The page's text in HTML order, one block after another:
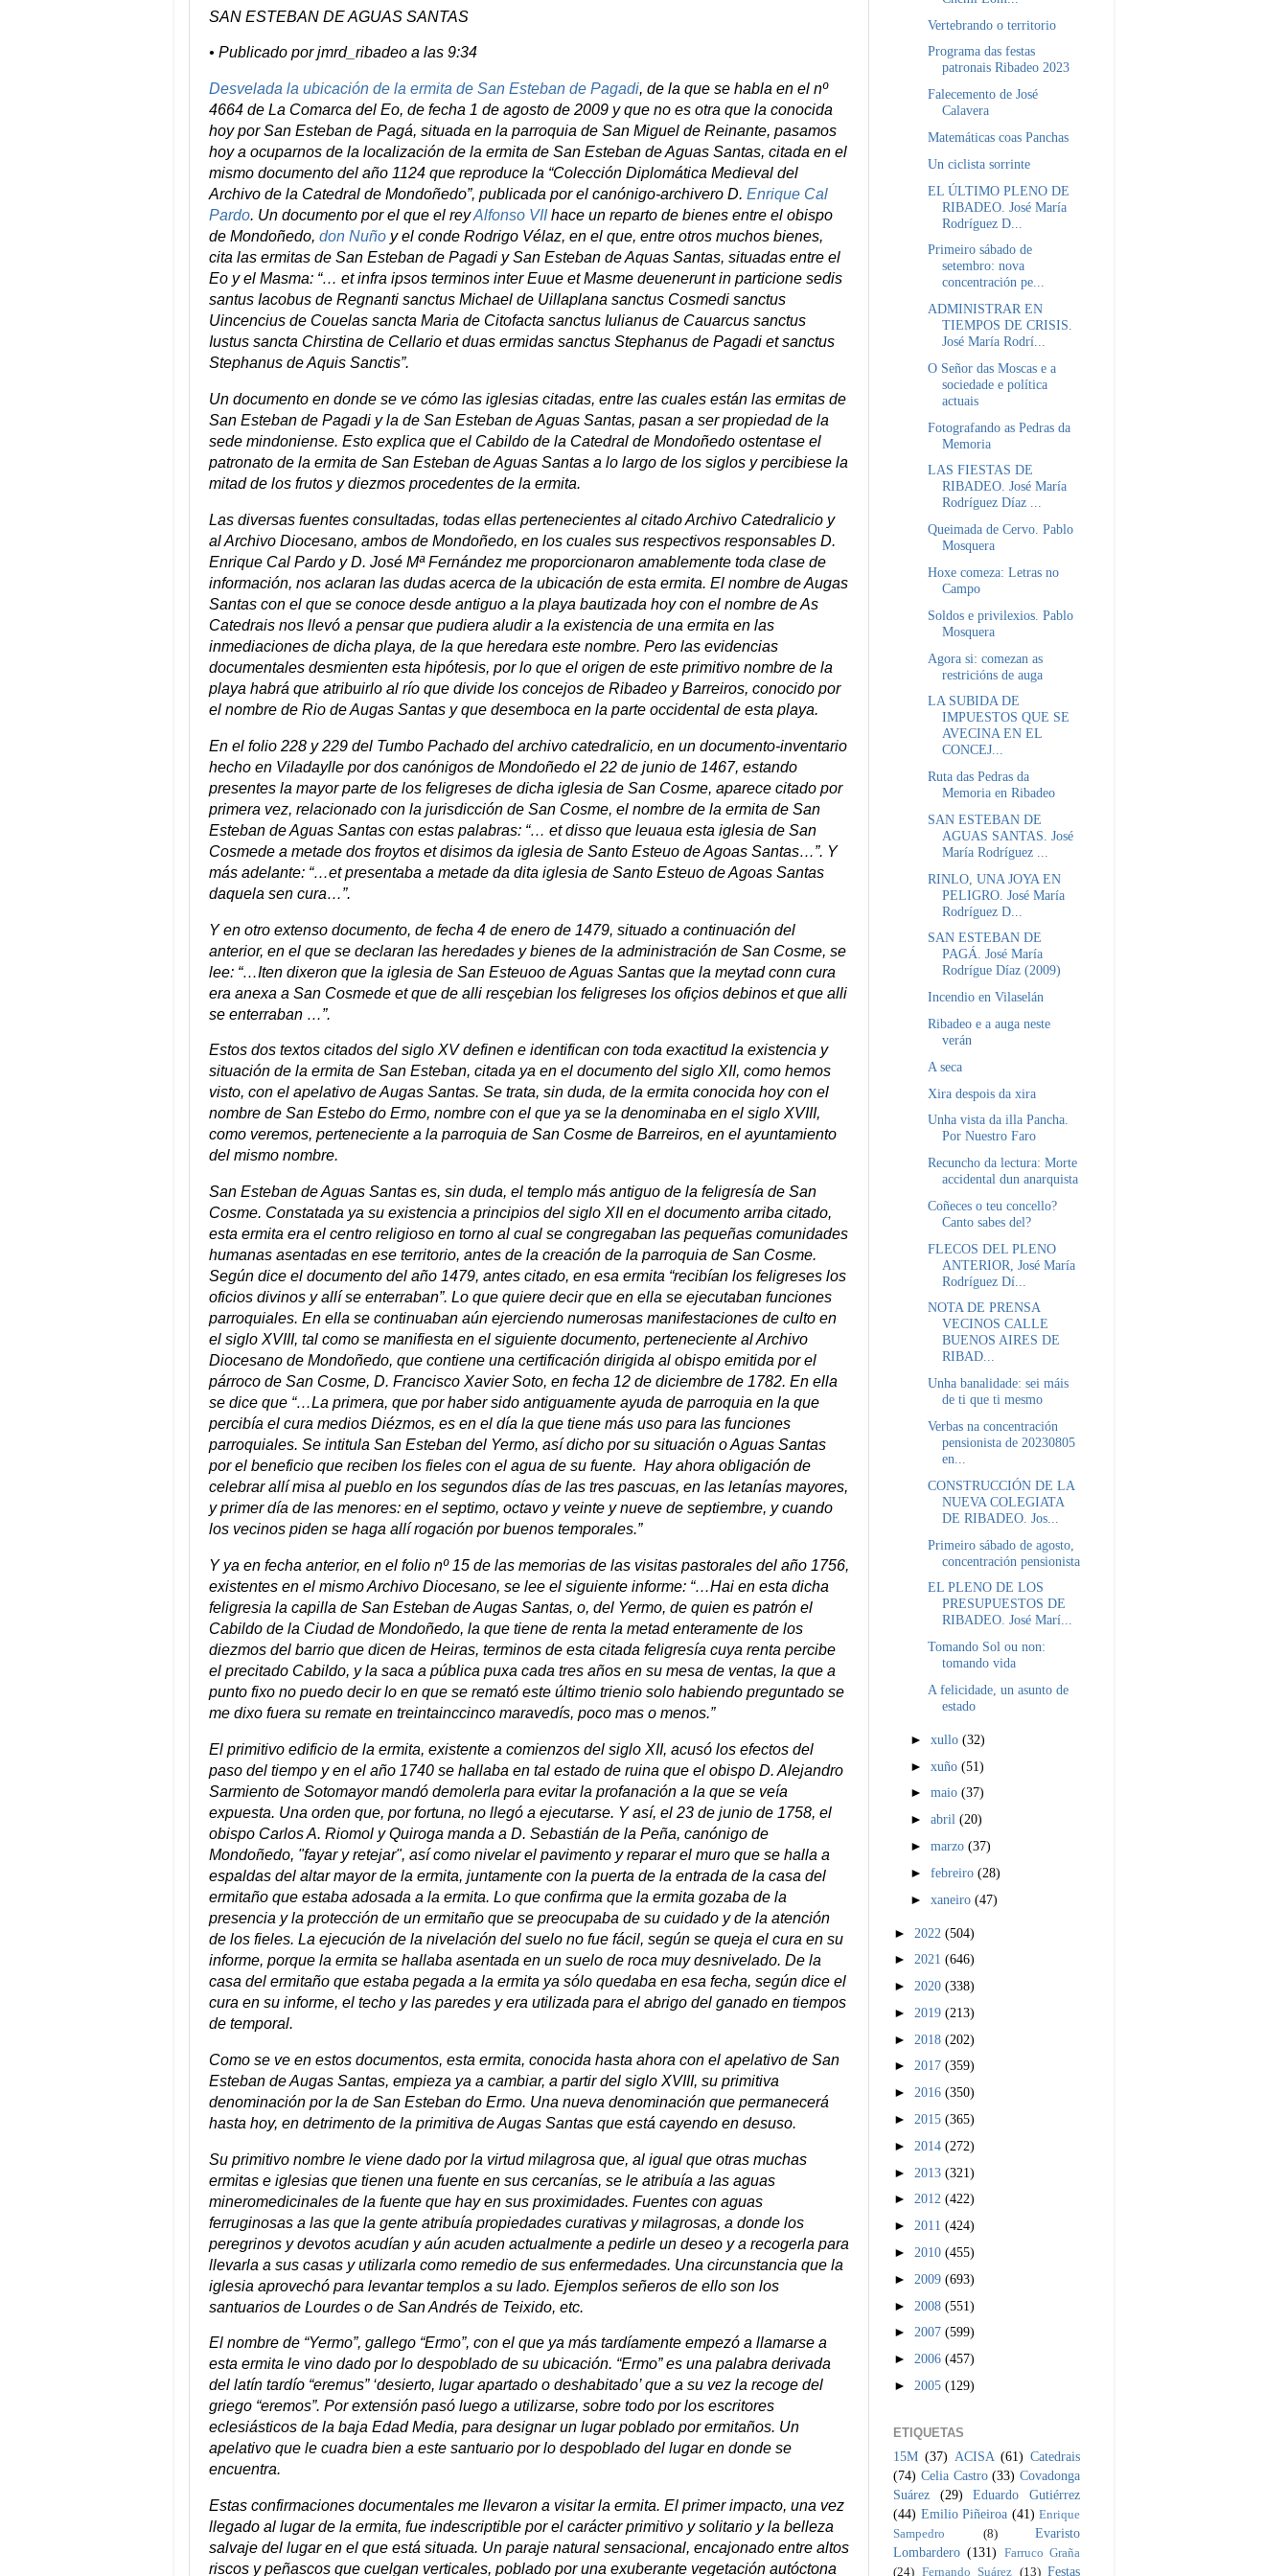
SAN ESTEBAN DE AGUAS SANTAS
• Publicado por jmrd_ribadeo a las 9:34
Desvelada la ubicación de la ermita de San Esteban de Pagadi, de la que se habla en el nº
4664 de La Comarca del Eo, de fecha 1 de agosto de 2009 y que no es otra que la conocida
hoy por San Esteban de Pagá, situada en la parroquia de San Miguel de Reinante, pasamos
hoy a ocuparnos de la localización de la ermita de San Esteban de Aguas Santas, citada en el
mismo documento del año 1124 que reproduce la “Colección Diplomática Medieval del
Archivo de la Catedral de Mondoñedo”, publicada por el canónigo-archivero D. Enrique Cal
Pardo. Un documento por el que el reyAlfonso VIIhace un reparto de bienes entre el obispo
de Mondoñedo, don Nuño y el conde Rodrigo Vélaz, en el que, entre otros muchos bienes,
cita las ermitas de San Esteban de Pagadi y San Esteban de Aquas Santas, situadas entre el
Eo y el Masma: “… et infra ipsos terminos inter Euue et Masme deuenerunt in particione sedis
santus Iacobus de Regnanti sanctus Michael de Uillaplana sanctus Cosmedi sanctus
Uincencius de Couelas sancta Maria de Citofacta sanctus Iulianus de Cauarcus sanctus
Iustus sancta Chirstina de Cellario et duas ermidas sanctus Stephanus de Pagadi et sanctus
Stephanus de Aquis Sanctis”.
Un documento en donde se ve cómo las iglesias citadas, entre las cuales están las ermitas de
San Esteban de Pagadi y la de San Esteban de Aguas Santas, pasan a ser propiedad de la
sede mindoniense. Esto explica que el Cabildo de la Catedral de Mondoñedo ostentase el
patronato de la ermita de San Esteban de Aguas Santas a lo largo de los siglos y percibiese la
mitad de los frutos y diezmos procedentes de la ermita.
Las diversas fuentes consultadas, todas ellas pertenecientes al citado Archivo Catedralicio y
al Archivo Diocesano, ambos de Mondoñedo, en los cuales sus respectivos responsables D.
Enrique Cal Pardo y D. José Mª Fernández me proporcionaron amablemente toda clase de
información, nos aclaran las dudas acerca de la ubicación de esta ermita. El nombre de Augas
Santas con el que se conoce desde antiguo a la playa bautizada hoy con el nombre de As
Catedrais nos llevó a pensar que pudiera aludir a la existencia de una ermita en las
inmediaciones de dicha playa, de la que heredara este nombre. Pero las evidencias
documentales desmienten esta hipótesis, por lo que el origen de este primitivo nombre de la
playa habrá que atribuirlo al río que divide los concejos de Ribadeo y Barreiros, conocido por
el nombre de Rio de Augas Santas y que desemboca en la parte occidental de esta playa.
En el folio 228 y 229 del Tumbo Pachado del archivo catedralicio, en un documento-inventario
hecho en Viladaylle por dos canónigos de Mondoñedo el 22 de junio de 1467, estando
presentes la mayor parte de los feligreses de dicha iglesia de San Cosme, aparece citado por
primera vez, relacionado con la jurisdicción de San Cosme, el nombre de la ermita de San
Esteban de Aguas Santas con estas palabras: “… et disso que leuaua esta iglesia de San
Cosmede a metade dos froytos et disimos da iglesia de Santo Esteuo de Agoas Santas…”. Y
más adelante: “…et presentaba a metade da dita iglesia de Santo Esteuo de Agoas Santas
daquela sen cura…”.
Y en otro extenso documento, de fecha 4 de enero de 1479, situado a continuación del
anterior, en el que se declaran las heredades y bienes de la administración de San Cosme, se
lee: “…Iten dixeron que la iglesia de San Esteuoo de Aguas Santas que la meytad conn cura
era anexa a San Cosmede et que de alli resçebian los feligreses los ofiçios debinos et que alli
se enterraban …”.
Estos dos textos citados del siglo XV definen e identifican con toda exactitud la existencia y
situación de la ermita de San Esteban, citada ya en el documento del siglo XII, como hemos
visto, con el apelativo de Augas Santas. Se trata, sin duda, de la ermita conocida hoy con el
nombre de San Estebo do Ermo, nombre con el que ya se la denominaba en el siglo XVIII,
como veremos, perteneciente a la parroquia de San Cosme de Barreiros, en el ayuntamiento
del mismo nombre.
San Esteban de Aguas Santas es, sin duda, el templo más antiguo de la feligresía de San
Cosme. Constatada ya su existencia a principios del siglo XII en el documento arriba citado,
esta ermita era el centro religioso en torno al cual se congregaban las pequeñas comunidades
humanas asentadas en ese territorio, antes de la creación de la parroquia de San Cosme.
Según dice el documento del año 1479, antes citado, en esa ermita “recibían los feligreses los
oficios divinos y allí se enterraban”. Lo que quiere decir que en ella se ejecutaban funciones
parroquiales. En ella se continuaban aún ejerciendo numerosas manifestaciones de culto en
el siglo XVIII, tal como se manifiesta en el siguiente documento, perteneciente al Archivo
Diocesano de Mondoñedo, que contiene una certificación dirigida al obispo emitida por el
párroco de San Cosme, D. Francisco Xavier Soto, en fecha 12 de diciembre de 1782. En ella
se dice que “…La primera, que por haber sido antiguamente ayuda de parroquia en la que
percibía el cura medios Diézmos, es en el día la que tiene más uso para las funciones
parroquiales. Se intitula San Esteban del Yermo, así dicho por su situación o Aguas Santas
por el beneficio que reciben los fieles con el agua de su fuente. Hay ahora obligación de
celebrar allí misa al pueblo en los segundos días de las tres pascuas, en las letanías mayores,
y primer día de las menores: en el septimo, octavo y veinte y nueve de septiembre, y cuando
los vecinos piden se haga allí rogación por buenos temporales.”
Y ya en fecha anterior, en el folio nº 15 de las memorias de las visitas pastorales del año 1756,
existentes en el mismo Archivo Diocesano, se lee el siguiente informe: “…Hai en esta dicha
feligresia la capilla de San Esteban de Augas Santas, o, del Yermo, de quien es patrón el
Cabildo de la Ciudad de Mondoñedo, la que tiene de renta la metad enteramente de los
diezmos del barrio que dicen de Heiras, terminos de esta citada feligresía cuya renta percibe
el precitado Cabildo, y la saca a pública puxa cada tres años en su mesa de ventas, la que a
punto fixo no puedo decir lo en que se remató este último trienio solo habiendo preguntado se
me dixo fuera su remate en treintainccinco maravedís, poco mas o menos.”
El primitivo edificio de la ermita, existente a comienzos del siglo XII, acusó los efectos del
paso del tiempo y en el año 1740 se hallaba en tal estado de ruina que el obispo D. Alejandro
Sarmiento de Sotomayor mandó demolerla para evitar la profanación a la que se veía
expuesta. Una orden que, por fortuna, no llegó a ejecutarse. Y así, el 23 de junio de 1758, el
obispo Carlos A. Riomol y Quiroga manda a D. Sebastián de la Peña, canónigo de
Mondoñedo, "fayar y retejar", así como nivelar el pavimento y reparar el muro que se halla a
espaldas del altar mayor de la ermita, juntamente con la puerta de la entrada de la casa del
ermitaño que estaba adosada a la ermita. Lo que confirma que la ermita gozaba de la
presencia y la protección de un ermitaño que se preocupaba de su cuidado y de la atención
de los fieles. La ejecución de la nivelación del suelo no fue fácil, según se queja el cura en su
informe, porque la ermita se hallaba asentada en un suelo de roca muy desnivelado. De la
casa del ermitaño que estaba pegada a la ermita ya sólo quedaba en esa fecha, según dice el
cura en su informe, el techo y las paredes y era utilizada para el abrigo del ganado en tiempos
de temporal.
Como se ve en estos documentos, esta ermita, conocida hasta ahora con el apelativo de San
Esteban de Augas Santas, empieza ya a cambiar, a partir del siglo XVIII, su primitiva
denominación por la de San Esteban do Ermo. Una nueva denominación que permanecerá
hasta hoy, en detrimento de la primitiva de Augas Santas que está cayendo en desuso.
Su primitivo nombre le viene dado por la virtud milagrosa que, al igual que otras muchas
ermitas e iglesias que tienen una fuente en sus cercanías, se le atribuía a las aguas
mineromedicinales de la fuente que hay en sus proximidades. Fuentes con aguas
ferruginosas a las que la gente atribuía propiedades curativas y milagrosas, a donde los
peregrinos y devotos acudían y aún acuden actualmente a pedirle un deseo y a recogerla para
llevarla a sus casas y utilizarla como remedio de sus enfermedades. Una circunstancia que la
iglesia aprovechó para levantar templos a su lado. Ejemplos señeros de ello son los
santuarios de Lourdes o de San Andrés de Teixido, etc.
El nombre de “Yermo”, gallego “Ermo”, con el que ya más tardíamente empezó a llamarse a
esta ermita le vino dado por lo despoblado de su ubicación. “Ermo” es una palabra derivada
del latín tardío “eremus” ‘desierto, lugar apartado o deshabitado’ que a su vez la recoge del
griego “eremos”. Por extensión pasó luego a utilizarse, sobre todo por los escritores
eclesiásticos de la baja Edad Media, para designar un lugar poblado por ermitaños. Un
apelativo que le cuadra bien a este santuario por lo despoblado del lugar en donde se
encuentra.
Estas confirmaciones documentales me llevaron a visitar la ermita. El primer impacto, una vez
llegado al lugar de la ermita, fue indescriptible por el carácter primitivo y solitario y la belleza
salvaje del lugar en el que está situada. Un paraje natural sensacional, encajonado entre altos
riscos y peñascos que cuelgan verticales, poblado por una exuberante vegetación autóctona
Vertebrando o territorio
Programa das festas
patronais Ribadeo 2023
Falecemento de José
Calavera
Matemáticas coas Panchas
Un ciclista sorrinte
EL ÚLTIMO PLENO DE
RIBADEO. José María
Rodríguez D...
Primeiro sábado de
setembro: nova
concentración pe...
ADMINISTRAR EN
TIEMPOS DE CRISIS.
José María Rodrí...
O Señor das Moscas e a
sociedade e política
actuais
Fotografando as Pedras da
Memoria
LAS FIESTAS DE
RIBADEO. José María
Rodríguez Díaz ...
Queimada de Cervo. Pablo
Mosquera
Hoxe comeza: Letras no
Campo
Soldos e privilexios. Pablo
Mosquera
Agora si: comezan as
restricións de auga
LA SUBIDA DE
IMPUESTOS QUE SE
AVECINA EN EL
CONCEJ...
Ruta das Pedras da
Memoria en Ribadeo
SAN ESTEBAN DE
AGUAS SANTAS. José
María Rodríguez ...
RINLO, UNA JOYA EN
PELIGRO. José María
Rodríguez D...
SAN ESTEBAN DE
PAGÁ. José María
Rodrígue Díaz (2009)
Incendio en Vilaselán
Ribadeo e a auga neste
verán
A seca
Xira despois da xira
Unha vista da illa Pancha.
Por Nuestro Faro
Recuncho da lectura: Morte
accidental dun anarquista
Coñeces o teu concello?
Canto sabes del?
FLECOS DEL PLENO
ANTERIOR, José María
Rodríguez Dí...
NOTA DE PRENSA
VECINOS CALLE
BUENOS AIRES DE
RIBAD...
Unha banalidade: sei máis
de ti que ti mesmo
Verbas na concentración
pensionista de 20230805
en...
CONSTRUCCIÓN DE LA
NUEVA COLEGIATA
DE RIBADEO. Jos...
Primeiro sábado de agosto,
concentración pensionista
EL PLENO DE LOS
PRESUPUESTOS DE
RIBADEO. José Marí...
Tomando Sol ou non:
tomando vida
A felicidade, un asunto de
estado
►xullo(32)
►xuño(51)
►maio(37)
►abril(20)
►marzo(37)
►febreiro(28)
►xaneiro(47)
► 2022 (504)
► 2021 (646)
► 2020 (338)
► 2019 (213)
► 2018 (202)
► 2017 (359)
► 2016 (350)
► 2015 (365)
► 2014 (272)
► 2013 (321)
► 2012 (422)
► 2011 (424)
► 2010 (455)
► 2009 (693)
► 2008 (551)
► 2007 (599)
► 2006 (457)
► 2005 (129)
ETIQUETAS
15M (37) ACISA (61) Catedrais
(74) Celia Castro (33) Covadonga
Suárez
(29)
Eduardo Gutiérrez
(44) Emilio Piñeiroa (41) Enrique
Sampedro
(8)
Evaristo
Lombardero (131) Farruco Graña
(24) Fernando Suárez (13) Festas